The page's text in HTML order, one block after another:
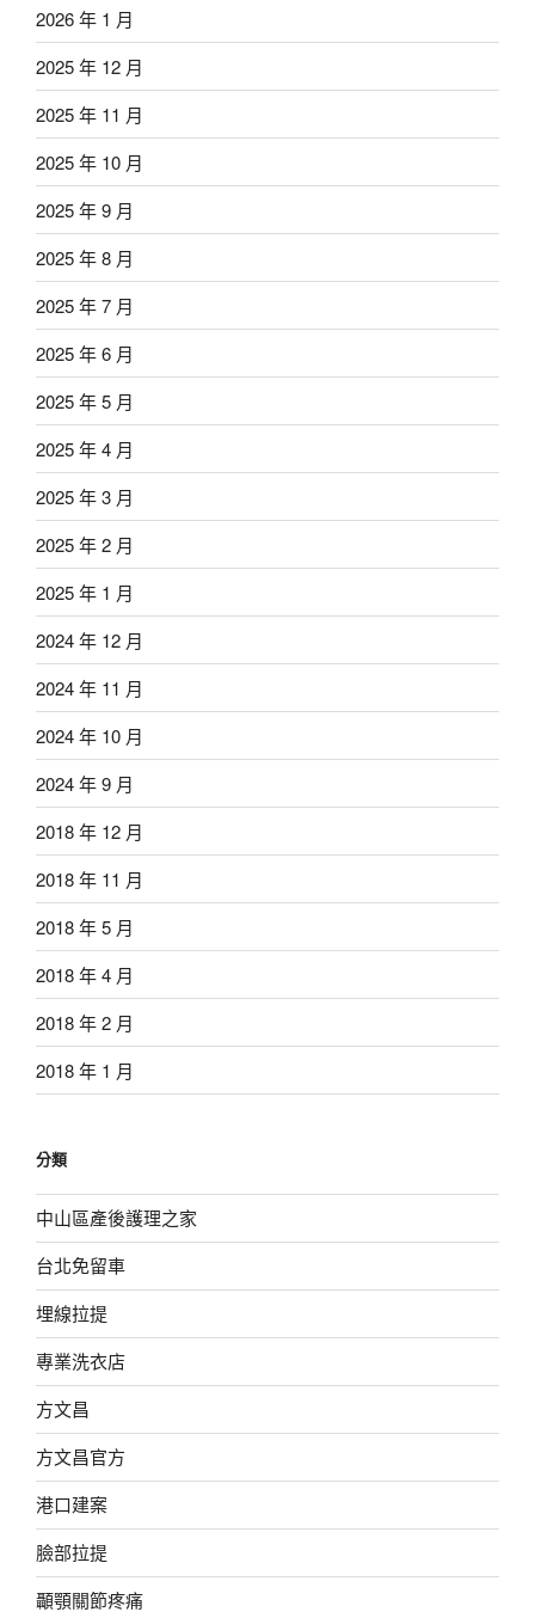
2026 年 1 月
2025 年 12 月
2025 年 11 月
2025 年 10 月
2025 年 9 月
2025 年 8 月
2025 年 7 月
2025 年 6 月
2025 年 5 月
2025 年 4 月
2025 年 3 月
2025 年 2 月
2025 年 1 月
2024 年 12 月
2024 年 11 月
2024 年 10 月
2024 年 9 月
2018 年 12 月
2018 年 11 月
2018 年 5 月
2018 年 4 月
2018 年 2 月
2018 年 1 月
分類
中山區產後護理之家
台北免留車
埋線拉提
專業洗衣店
方文昌
方文昌官方
港口建案
臉部拉提
顳顎關節疼痛